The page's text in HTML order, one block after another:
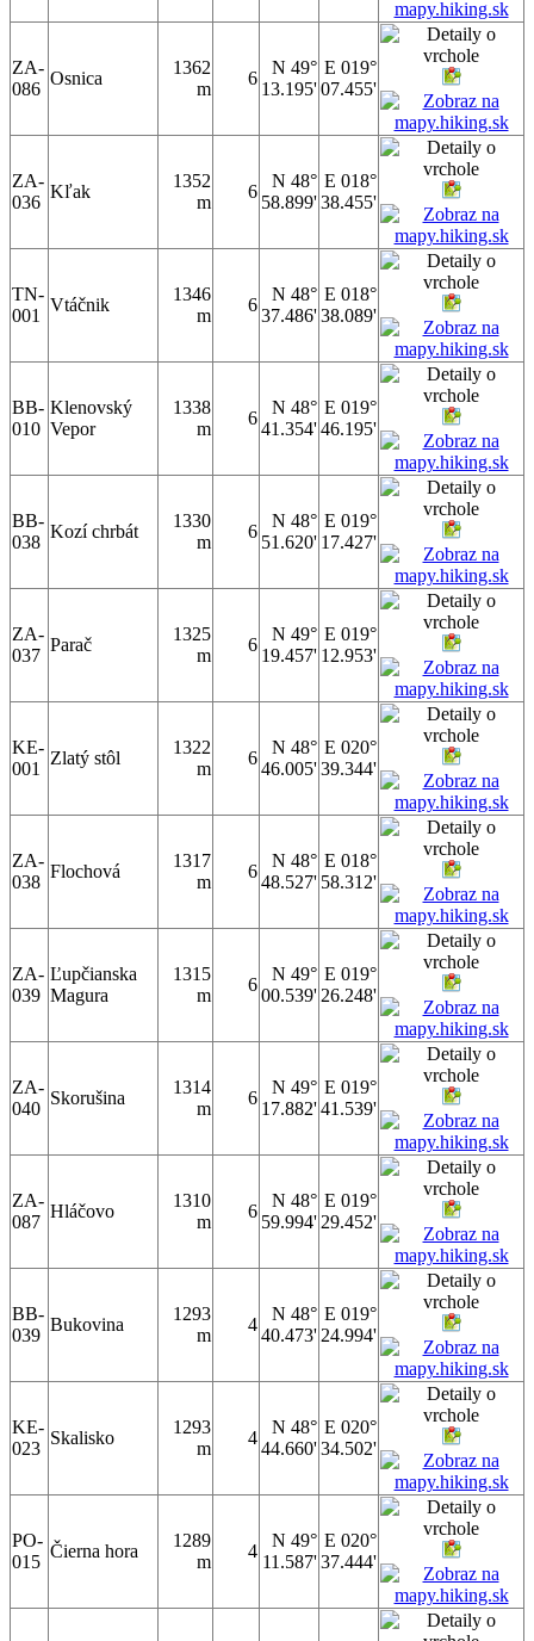
ZA-
086
Osnica
1362
m
6
N 49°
13.195'
E 019°
07.455'
ZA-
036
Kľak
1352
m
6
N 48°
58.899'
E 018°
38.455'
TN-
001
Vtáčnik
1346
m
6
N 48°
37.486'
E 018°
38.089'
BB-
010
Klenovský
Vepor
1338
m
6
N 48°
41.354'
E 019°
46.195'
BB-
038
Kozí chrbát
1330
m
6
N 48°
51.620'
E 019°
17.427'
ZA-
037
Parač
1325
m
6
N 49°
19.457'
E 019°
12.953'
KE-
001
Zlatý stôl
1322
m
6
N 48°
46.005'
E 020°
39.344'
ZA-
038
Flochová
1317
m
6
N 48°
48.527'
E 018°
58.312'
ZA-
039
Ľupčianska
Magura
1315
m
6
N 49°
00.539'
E 019°
26.248'
ZA-
040
Skorušina
1314
m
6
N 49°
17.882'
E 019°
41.539'
ZA-
087
Hláčovo
1310
m
6
N 48°
59.994'
E 019°
29.452'
BB-
039
Bukovina
1293
m
4
N 48°
40.473'
E 019°
24.994'
KE-
023
Skalisko
1293
m
4
N 48°
44.660'
E 020°
34.502'
PO-
015
Čierna hora
1289
m
4
N 49°
11.587'
E 020°
37.444'